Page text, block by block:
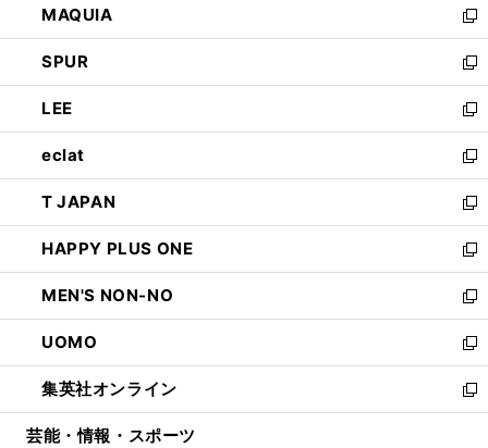
ド
ウ
で
開
く
ィ
ン
ド
ウ
で
開
く
い
ウ
ィ
ン
ド
ウ
で
開
く
MAQUIA
新
し
い
ウ
ィ
ン
ド
ウ
で
開
く
SPUR
新
し
い
ウ
ィ
ン
ド
ウ
で
開
く
LEE
新
し
い
ウ
ィ
ン
ド
ウ
で
開
く
eclat
新
し
い
ウ
ィ
ン
ド
ウ
で
開
く
T JAPAN
新
し
い
ウ
ィ
ン
ド
ウ
で
開
HAPPY PLUS ONE
新
し
い
ウ
ィ
ン
ド
ウ
MEN'S NON-NO
新
し
い
ウ
ィ
ン
UOMO
新
し
い
ウ
集英社オンライン
新
し
芸能・情報・スポーツ